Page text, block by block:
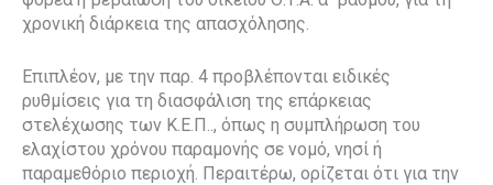
χρονική διάρκεια της απασχόλησης.
Επιπλέον, με την παρ. 4 προβλέπονται ειδικές
ρυθμίσεις για τη διασφάλιση της επάρκειας
στελέχωσης των Κ.Ε.Π.., όπως η συμπλήρωση του
ελαχίστου χρόνου παραμονής σε νομό, νησί ή
παραμεθόριο περιοχή. Περαιτέρω, ορίζεται ότι για την